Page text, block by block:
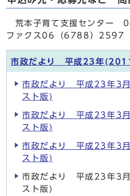
荒本子育て支援センター
ファクス06（6788）2597
市政だより 平成23年
市政だより 平成23年3
スト版)
市政だより 平成23年3
スト版)
市政だより 平成23年3
スト版)
市政だより 平成23年3
スト版)